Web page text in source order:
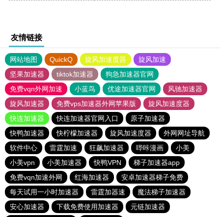
友情链接
网站地图 QuickQ 旋风加速度器
旋风加速
坚果加速器
tiktok加速器
狗急加速器官网
免费vqn外网加速
小蓝鸟 优途加速器官网
风驰加速器
旋风加速器
免费vps加速器外网苹果版
旋风加速度器
快连加速器
快连加速器官网入口
原子加速器
快鸭加速器
快柠檬加速器 旋风加速度器
外网网址导航
软件中心
雷霆加速 狂飙加速器 哔咔漫画
小美
小美vpn
小美加速器 快鸭VPN
梯子加速器app
免费vqn加速外网
红海加速器
安卓加速器梯子免费
每天试用一小时加速器
雷霆加器速
魔法梯子加速器
安心加速器
下载免费使用加速器
元链加速器